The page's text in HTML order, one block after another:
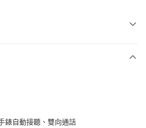
錶自動接聽、雙向通話